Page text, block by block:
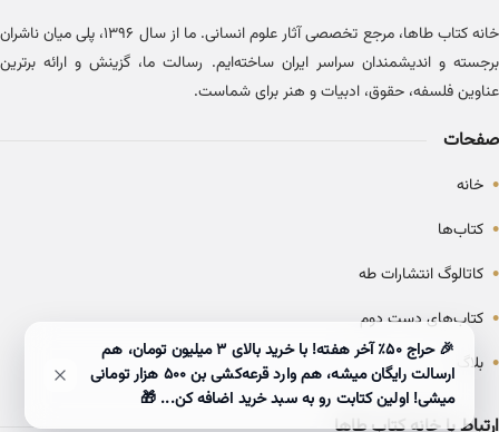
خانه کتاب طاها، مرجع تخصصی آثار علوم انسانی. ما از سال ۱۳۹۶، پلی میان ناشران
برجسته و اندیشمندان سراسر ایران ساخته‌ایم. رسالت ما، گزینش و ارائه برترین
عناوین فلسفه، حقوق، ادبیات و هنر برای شماست.
صفحات
• خانه
• کتاب‌ها
• کاتالوگ انتشارات طه
• کتاب‌های دست دوم
• بلاگ
🎉 حراج ۵۰٪ آخر هفته! با خرید بالای 3 میلیون تومان، هم
ارسالت رایگان میشه، هم وارد قرعه‌کشی بن ۵۰۰ هزار تومانی
میشی! اولین کتابت رو به سبد خرید اضافه کن... 🎁